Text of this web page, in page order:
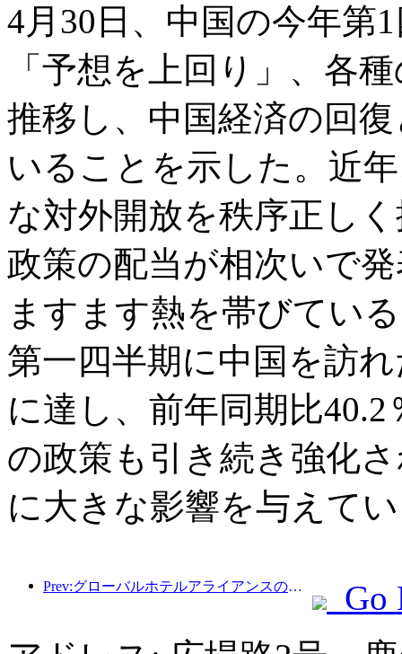
4月30日、中国の今年第
「予想を上回り」、各
推移し、中国経済の回
いることを示した。近
な対外開放を秩序正し
政策の配当が相次いで
ますます熱を帯びてい
第一四半期に中国を訪
に達し、前年同期比
の政策も引き続き強化
に大きな影響を与えて
Prev:グローバルホテルアライアンスの収益は2025年第1四半期に15％増加する見込み
Go